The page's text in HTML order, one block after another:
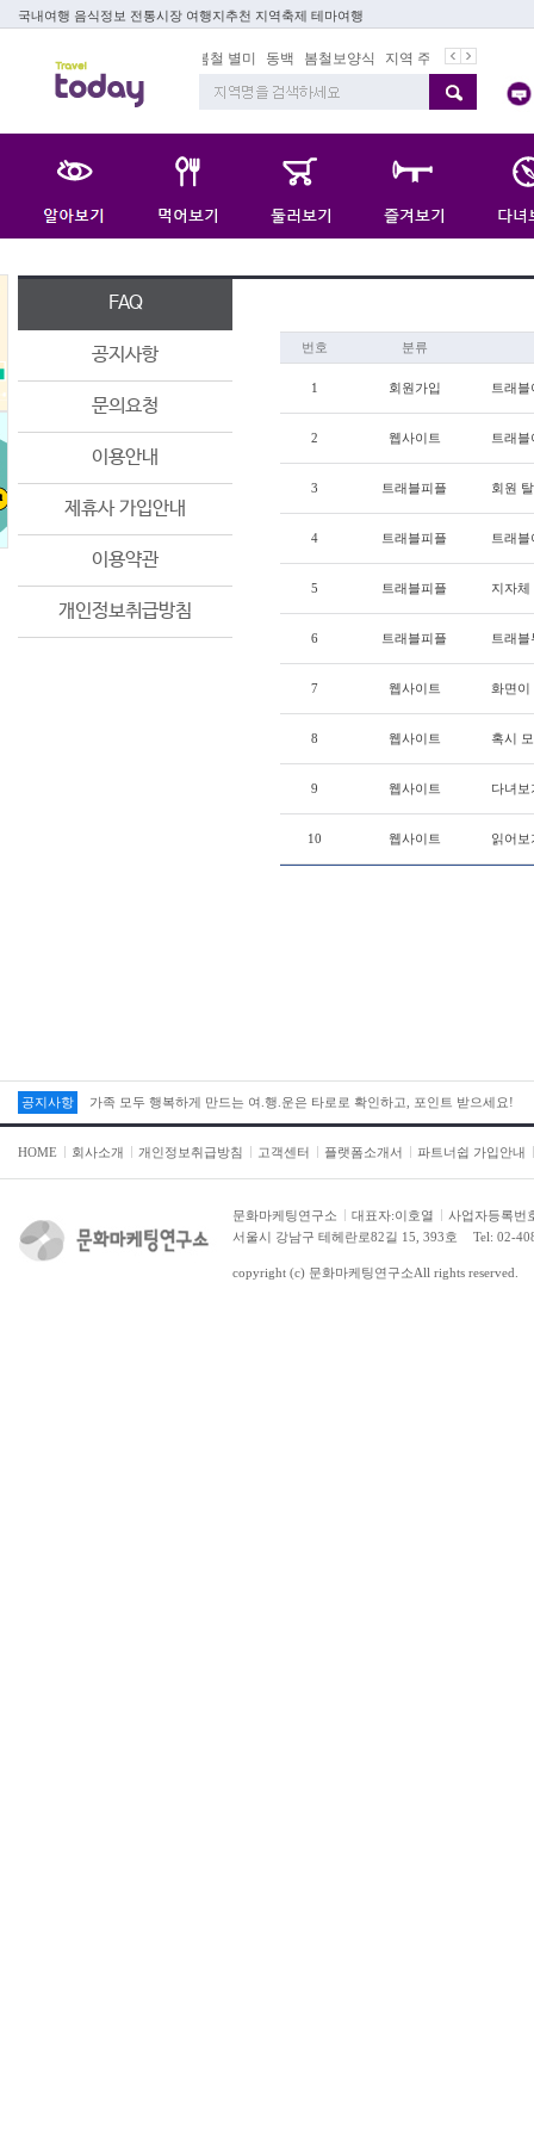
국내여행 음식정보 전통시장 여행지추천 지역축제 테마여행
봄철 별미 동백 봄철보양식 지역 주재기자 쇼 미 더 트
FAQ
공지사항
문의요청
이용안내
제휴사 가입안내
이용약관
개인정보취급방침
번호 분류
1 회원가입 트래
2 웹사이트 트래
3 트래블피플 회원
4 트래블피플 트래
5 트래블피플 지자체
6 트래블피플 트래
7 웹사이트 화면이
8 웹사이트 혹시
9 웹사이트 다녀보
10 웹사이트 읽어보
공지사항 가족 모두 행복하게 만드는 여.행.운은 타로로 확인하고, 포인트 받으세요!
HOME 회사소개 개인정보취급방침 고객센터 플랫폼소개서 파트너쉽 가입안내
문화마케팅연구소 대표자:이호열
사업자등록번
서울시 강남구 테헤란로82길 15, 393호
Tel: 02-
copyright (c) 문화마케팅연구소All rights reserved.